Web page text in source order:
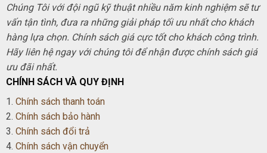
Chúng Tôi với đội ngũ kỹ thuật nhiều năm kinh nghiệm sẽ tư
vấn tận tình, đưa ra những giải pháp tối ưu nhất cho khách
hàng lựa chọn. Chính sách giá cực tốt cho khách công trình.
Hãy liên hệ ngay với chúng tôi để nhận được chính sách giá
ưu đãi nhất.
CHÍNH SÁCH VÀ QUY ĐỊNH
1. Chính sách thanh toán
2. Chính sách bảo hành
3. Chính sách đổi trả
4. Chính sách vận chuyển